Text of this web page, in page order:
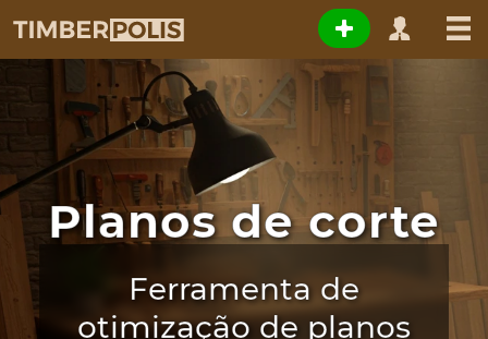
Planos de corte
Ferramenta de
otimização de planos